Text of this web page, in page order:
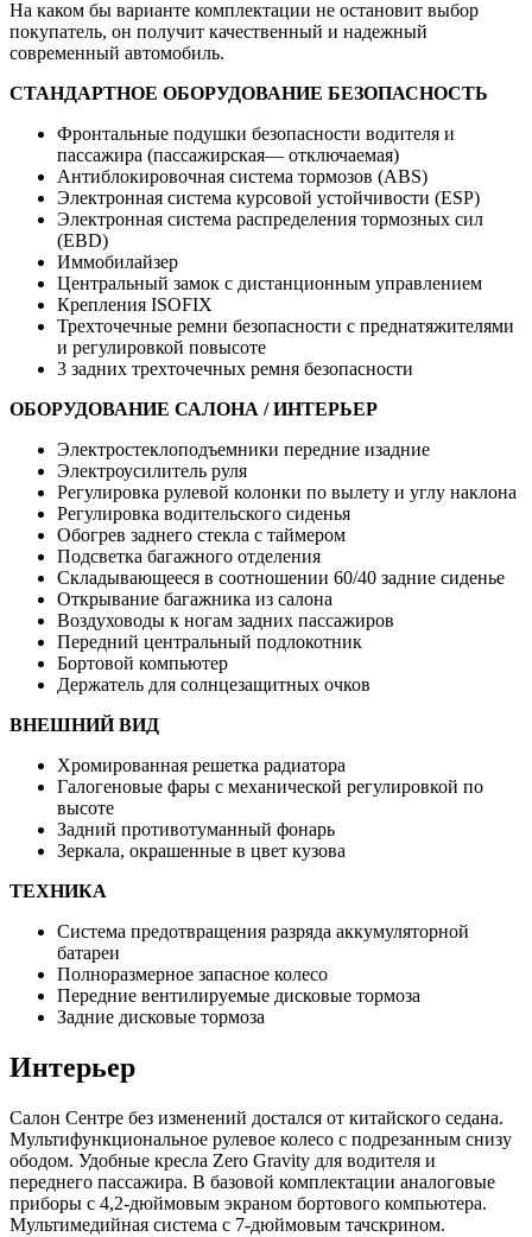
На каком бы варианте комплектации не остановит выбор
покупатель, он получит качественный и надежный
современный автомобиль.
СТАНДАРТНОЕ ОБОРУДОВАНИЕ БЕЗОПАСНОСТЬ
Фронтальные подушки безопасности водителя и
пассажира (пассажирская— отключаемая)
Антиблокировочная система тормозов (ABS)
Электронная система курсовой устойчивости (ESP)
Электронная система распределения тормозных сил
(EBD)
Иммобилайзер
Центральный замок с дистанционным управлением
Крепления ISOFIX
Трехточечные ремни безопасности с преднатяжителями
и регулировкой повысоте
3 задних трехточечных ремня безопасности
ОБОРУДОВАНИЕ САЛОНА / ИНТЕРЬЕР
Электростеклоподъемники передние изадние
Электроусилитель руля
Регулировка рулевой колонки по вылету и углу наклона
Регулировка водительского сиденья
Обогрев заднего стекла с таймером
Подсветка багажного отделения
Складывающееся в соотношении 60/40 задние сиденье
Открывание багажника из салона
Воздуховоды к ногам задних пассажиров
Передний центральный подлокотник
Бортовой компьютер
Держатель для солнцезащитных очков
ВНЕШНИЙ ВИД
Хромированная решетка радиатора
Галогеновые фары с механической регулировкой по
высоте
Задний противотуманный фонарь
Зеркала, окрашенные в цвет кузова
ТЕХНИКА
Система предотвращения разряда аккумуляторной
батареи
Полноразмерное запасное колесо
Передние вентилируемые дисковые тормоза
Задние дисковые тормоза
Интерьер
Салон Сентре без изменений достался от китайского седана.
Мультифункциональное рулевое колесо с подрезанным снизу
ободом. Удобные кресла Zero Gravity для водителя и
переднего пассажира. В базовой комплектации аналоговые
приборы с 4,2-дюймовым экраном бортового компьютера.
Мультимедийная система с 7-дюймовым тачскрином.